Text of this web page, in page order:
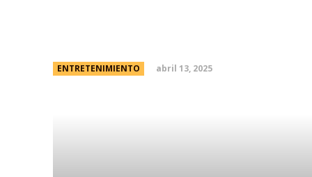
ENTRETENIMIENTO abril 13, 2025